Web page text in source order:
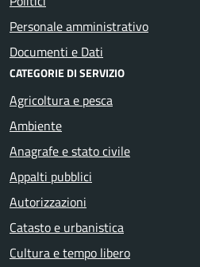
Personale amministrativo
Documenti e Dati
CATEGORIE DI SERVIZIO
Agricoltura e pesca
Ambiente
Anagrafe e stato civile
Appalti pubblici
Autorizzazioni
Catasto e urbanistica
Cultura e tempo libero